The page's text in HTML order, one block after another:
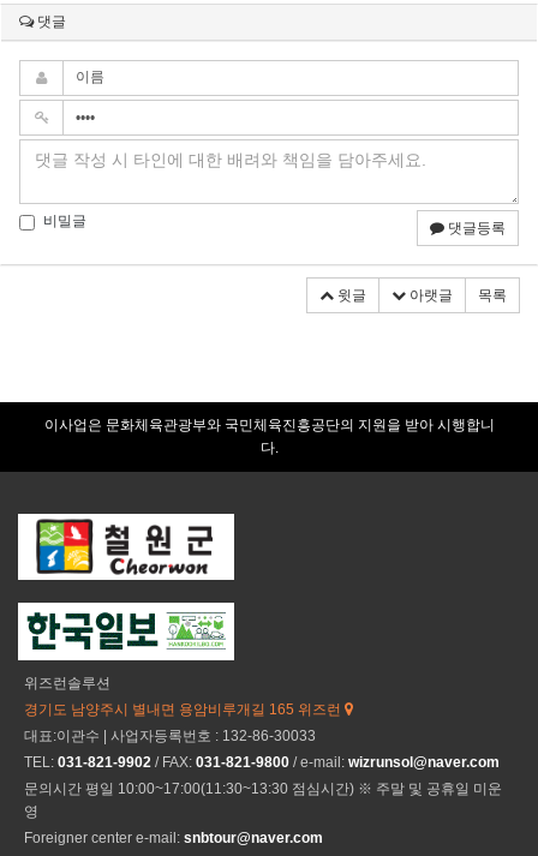
댓글
비밀글 댓글등록
윗글 아랫글 목록
이사업은 문화체육관광부와 국민체육진흥공단의 지원을 받아 시행합니
다.
위즈런솔루션
경기도 남양주시 별내면 용암비루개길 165 위즈런
대표:이관수 | 사업자등록번호 : 132-86-30033
TEL: 031-821-9902 / FAX: 031-821-9800 / e-mail: wizrunsol@naver.com
문의시간 평일 10:00~17:00(11:30~13:30 점심시간) ※ 주말 및 공휴일 미운
영
Foreigner center e-mail: snbtour@naver.com